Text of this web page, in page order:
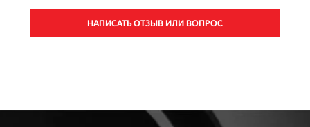
НАПИСАТЬ ОТЗЫВ ИЛИ ВОПРОС